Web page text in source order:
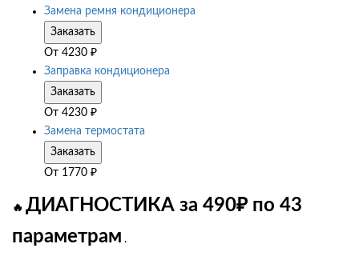
Замена ремня кондиционера
Заказать
От 4230 ₽
Заправка кондиционера
Заказать
От 4230 ₽
Замена термостата
Заказать
От 1770 ₽
🔥 ДИАГНОСТИКА за 490₽ по 43
параметрам .